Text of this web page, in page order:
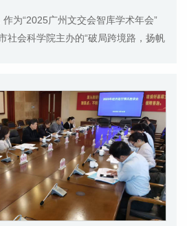
为“2025广州文交会智库学术年会”
社会科学院主办的“破局跨境路，扬帆